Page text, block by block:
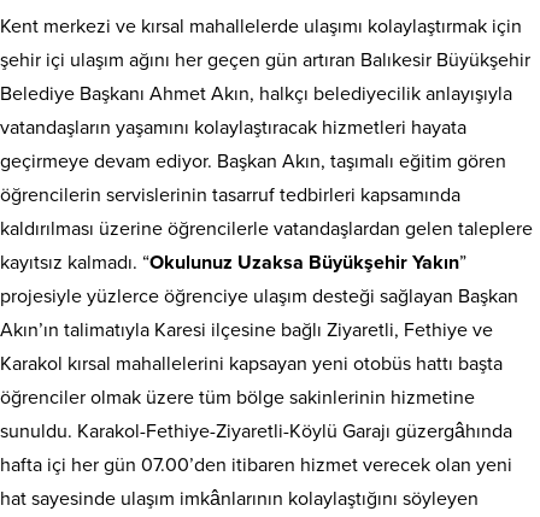
Kent merkezi ve kırsal mahallelerde ulaşımı kolaylaştırmak için
şehir içi ulaşım ağını her geçen gün artıran Balıkesir Büyükşehir
Belediye Başkanı Ahmet Akın, halkçı belediyecilik anlayışıyla
vatandaşların yaşamını kolaylaştıracak hizmetleri hayata
geçirmeye devam ediyor. Başkan Akın, taşımalı eğitim gören
öğrencilerin servislerinin tasarruf tedbirleri kapsamında
kaldırılması üzerine öğrencilerle vatandaşlardan gelen taleplere
kayıtsız kalmadı. “Okulunuz Uzaksa Büyükşehir Yakın”
projesiyle yüzlerce öğrenciye ulaşım desteği sağlayan Başkan
Akın’ın talimatıyla Karesi ilçesine bağlı Ziyaretli, Fethiye ve
Karakol kırsal mahallelerini kapsayan yeni otobüs hattı başta
öğrenciler olmak üzere tüm bölge sakinlerinin hizmetine
sunuldu. Karakol-Fethiye-Ziyaretli-Köylü Garajı güzergâhında
hafta içi her gün 07.00’den itibaren hizmet verecek olan yeni
hat sayesinde ulaşım imkânlarının kolaylaştığını söyleyen